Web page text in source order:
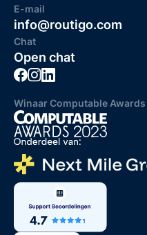
E-mail
info@routigo.com
Chat
Open chat
Winaar Computable